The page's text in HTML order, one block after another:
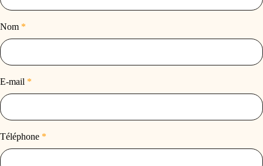
Nom *
E-mail *
Téléphone *